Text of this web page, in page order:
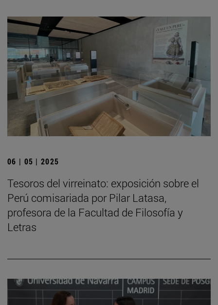
06 | 05 | 2025
Tesoros del virreinato: exposición sobre el
Perú comisariada por Pilar Latasa,
profesora de la Facultad de Filosofía y
Letras